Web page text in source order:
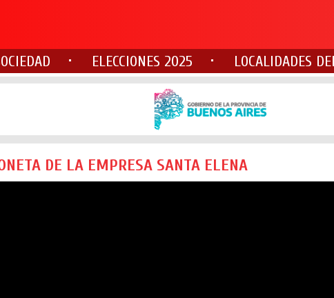
ELECCIONES 2025 LOCALIDADES
DE LA EMPRESA SANTA ELENA